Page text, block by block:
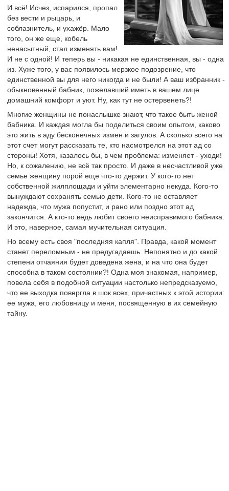
И всё! Исчез, испарился, пропал
без вести и рыцарь, и
соблазнитель, и ухажёр. Мало
того, он же еще, кобель
ненасытный, стал изменять вам!
И не с одной! И теперь вы - никакая не единственная, вы - одна
из. Хуже того, у вас появилось мерзкое подозрение, что
единственной вы для него никогда и не были! А ваш избранник -
обыкновенный бабник, пожелавший иметь в вашем лице
домашний комфорт и уют. Ну, как тут не остервенеть?!
Многие женщины не понаслышке знают, что такое быть женой
бабника. И каждая могла бы поделиться своим опытом, каково
это жить в аду бесконечных измен и загулов. А сколько всего на
этот счет могут рассказать те, кто насмотрелся на этот ад со
стороны! Хотя, казалось бы, в чем проблема: изменяет - уходи!
Но, к сожалению, не всё так просто. И даже в несчастливой уже
семье женщину порой еще что-то держит. У кого-то нет
собственной жилплощади и уйти элементарно некуда. Кого-то
вынуждают сохранять семью дети. Кого-то не оставляет
надежда, что мужа попустит, и рано или поздно этот ад
закончится. А кто-то ведь любит своего неисправимого бабника.
И это, наверное, самая мучительная ситуация.
Но всему есть своя "последняя капля". Правда, какой момент
станет переломным - не предугадаешь. Непонятно и до какой
степени отчаяния будет доведена жена, и на что она будет
способна в таком состоянии?! Одна моя знакомая, например,
повела себя в подобной ситуации настолько непредсказуемо,
что ее выходка повергла в шок всех, причастных к этой истории:
ее мужа, его любовницу и меня, посвященную в их семейную
тайну.